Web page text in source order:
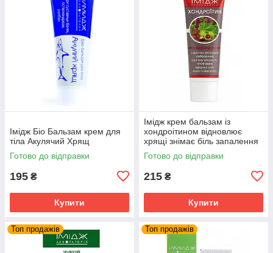
Імідж Біо Бальзам крем для
тіла Акулячий Хрящ
Готово до відправки
195 ₴
Купити
Імідж крем бальзам із
хондроітином відновлює
хрящі знімає біль запалення
суглобів та м'язів
Готово до відправки
215 ₴
Купити
Топ продажів Топ продажів